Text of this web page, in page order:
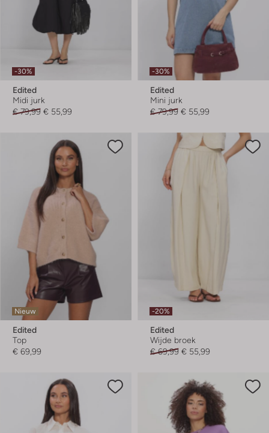
-30%
Edited
Midi jurk
€ 79,99 € 55,99
-30%
Edited
Mini jurk
€ 79,99 € 55,99
Nieuw
Edited
Top
€ 69,99
-20%
Edited
Wijde broek
€ 69,99 € 55,99